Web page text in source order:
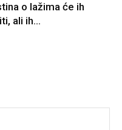
o lažima će ih
ali ih...